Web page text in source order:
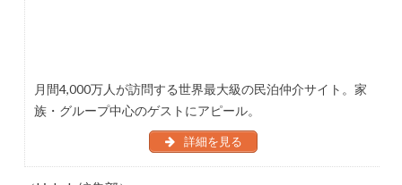
月間4,000万人が訪問する世界最大級の民泊仲介サイト。家
族・グループ中心のゲストにアピール。
詳細を見る